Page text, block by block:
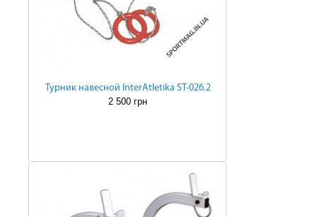
Турник навесной InterAtletika ST-026.2
2 500 грн